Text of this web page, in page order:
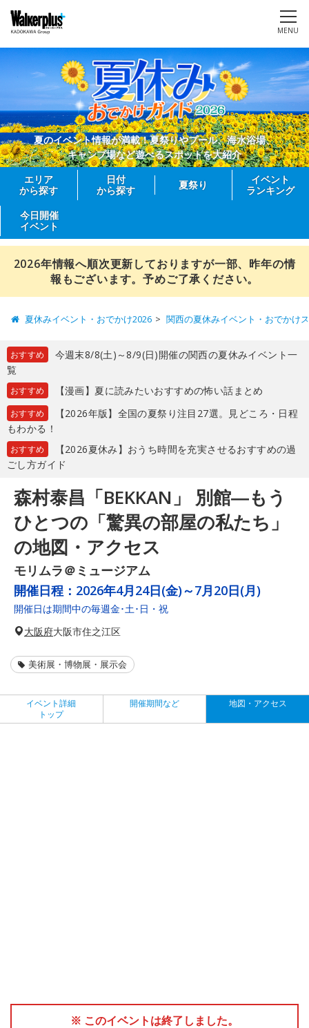
MENU
夏のイベント情報が満載！夏祭りやプール、海水浴場、
キャンプ場など遊べるスポットを大紹介
エリア
から探す
日付
から探す
夏祭り
イベント
ランキング
今日開催
イベント
2026年情報へ順次更新しておりますが一部、昨年の情
報もございます。予めご了承ください。
夏休みイベント・おでかけ2026 関西の夏休みイベント・おでかけ
おすすめ
今週末8/8(土)～8/9(日)開催の関西の夏休みイベント一
覧
おすすめ 【漫画】夏に読みたいおすすめの怖い話まとめ
おすすめ
【2026年版】全国の夏祭り注目27選。見どころ・日程
もわかる！
おすすめ
【2026夏休み】おうち時間を充実させるおすすめの過
ごし方ガイド
森村泰昌「BEKKAN」 別館―もう
ひとつの「驚異の部屋の私たち」
の地図・アクセス
モリムラ＠ミュージアム
開催日程： 2026年4月24日(金)～7月20日(月)
開催日は期間中の毎週金･土･日・祝
大阪府大阪市住之江区
美術展・博物展・展示会
イベント詳細
トップ
開催期間など 地図・アクセス
※ このイベントは終了しました。